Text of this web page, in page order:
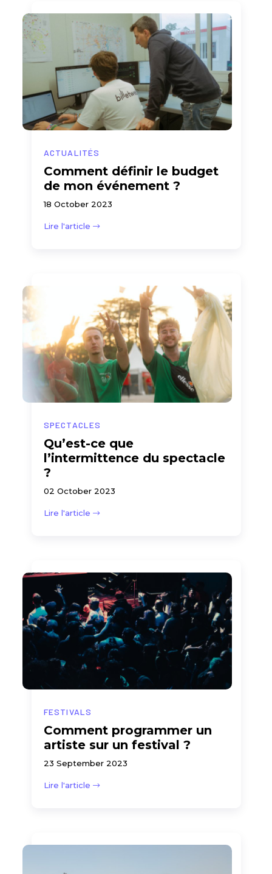
ACTUALITÉS
Comment définir le budget
de mon événement ?
18 October 2023
Lire l'article
SPECTACLES
Qu’est-ce que
l’intermittence du spectacle
?
02 October 2023
Lire l'article
FESTIVALS
Comment programmer un
artiste sur un festival ?
23 September 2023
Lire l'article